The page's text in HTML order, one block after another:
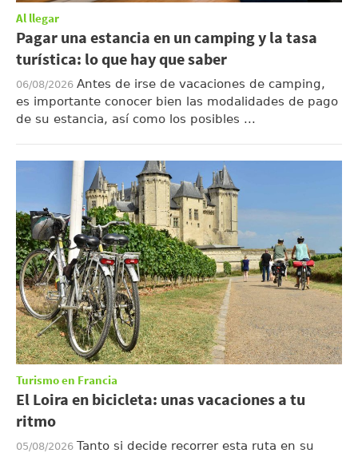
Al llegar
Pagar una estancia en un camping y la tasa
turística: lo que hay que saber
06/08/2026 Antes de irse de vacaciones de camping,
es importante conocer bien las modalidades de pago
de su estancia, así como los posibles ...
Turismo en Francia
El Loira en bicicleta: unas vacaciones a tu
ritmo
05/08/2026 Tanto si decide recorrer esta ruta en su